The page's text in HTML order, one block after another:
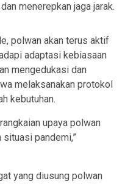
menerepkan jaga jarak.
polwan akan terus aktif
adaptasi kebiasaan
mengedukasi dan
melaksanakan protokol
kebutuhan.
upaya polwan
pandemi,”
yang diusung polwan